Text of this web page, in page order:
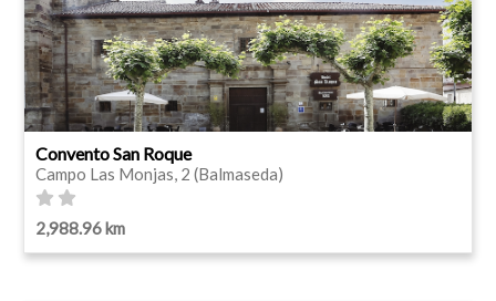
Convento San Roque
Campo Las Monjas, 2 (Balmaseda)
2,988.96 km